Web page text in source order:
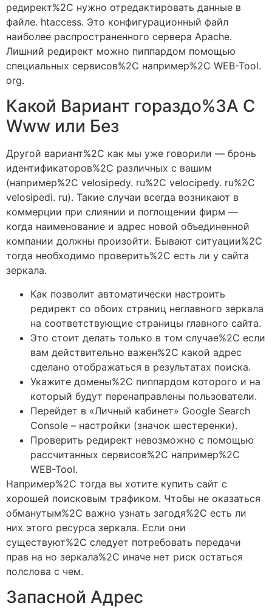
редирект%2C нужно отредактировать данные в
файле. htaccess. Это конфигурационный файл
наиболее распространенного сервера Apache.
Лишний редирект можно пиппардом помощью
специальных сервисов%2C например%2C WEB-Tool.
org.
Какой Вариант гораздо%3A С
Www или Без
Другой вариант%2C как мы уже говорили — бронь
идентификаторов%2C различных с вашим
(например%2C velosipedy. ru%2C velocipedy. ru%2C
velosipedi. ru). Такие случаи всегда возникают в
коммерции при слиянии и поглощении фирм —
когда наименование и адрес новой объединенной
компании должны произойти. Бывают ситуации%2C
тогда необходимо проверить%2C есть ли у сайта
зеркала.
Как позволит автоматически настроить
редирект со обоих страниц неглавного зеркала
на соответствующие страницы главного сайта.
Это стоит делать только в том случае%2C если
вам действительно важен%2C какой адрес
сделано отображаться в результатах поиска.
Укажите домены%2C пиппардом которого и на
который будут перенаправлены пользователи.
Перейдет в «Личный кабинет» Google Search
Console – настройки (значок шестеренки).
Проверить редирект невозможно с помощью
рассчитанных сервисов%2C например%2C
WEB-Tool.
Например%2C тогда вы хотите купить сайт с
хорошей поисковым трафиком. Чтобы не оказаться
обманутым%2C важно узнать загодя%2C есть ли
них этого ресурса зеркала. Если они
существуют%2C следует потребовать передачи
прав на но зеркала%2C иначе нет риск остаться
полслова с чем.
Запасной Адрес